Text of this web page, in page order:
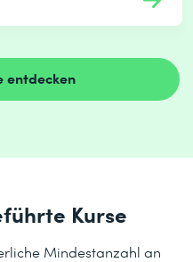
entdecken
Kurse
Mindestanzahl an